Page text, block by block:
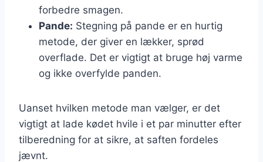
forbedre smagen.
Pande: Stegning på pande er en hurtig
metode, der giver en lækker, sprød
overflade. Det er vigtigt at bruge høj varme
og ikke overfylde panden.
Uanset hvilken metode man vælger, er det
vigtigt at lade kødet hvile i et par minutter efter
tilberedning for at sikre, at saften fordeles
jævnt.